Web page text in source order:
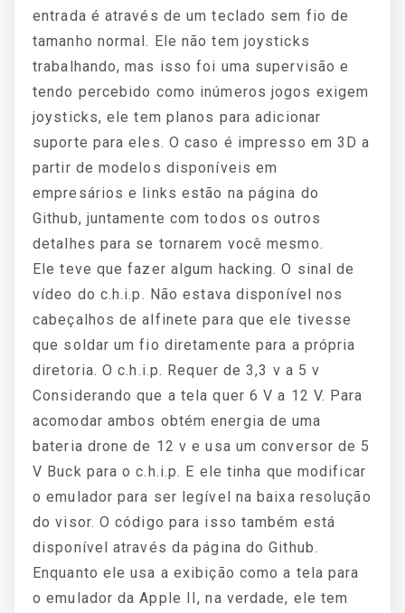
entrada é através de um teclado sem fio de
tamanho normal. Ele não tem joysticks
trabalhando, mas isso foi uma supervisão e
tendo percebido como inúmeros jogos exigem
joysticks, ele tem planos para adicionar
suporte para eles. O caso é impresso em 3D a
partir de modelos disponíveis em
empresários e links estão na página do
Github, juntamente com todos os outros
detalhes para se tornarem você mesmo.
Ele teve que fazer algum hacking. O sinal de
vídeo do c.h.i.p. Não estava disponível nos
cabeçalhos de alfinete para que ele tivesse
que soldar um fio diretamente para a própria
diretoria. O c.h.i.p. Requer de 3,3 v a 5 v
Considerando que a tela quer 6 V a 12 V. Para
acomodar ambos obtém energia de uma
bateria drone de 12 v e usa um conversor de 5
V Buck para o c.h.i.p. E ele tinha que modificar
o emulador para ser legível na baixa resolução
do visor. O código para isso também está
disponível através da página do Github.
Enquanto ele usa a exibição como a tela para
o emulador da Apple II, na verdade, ele tem